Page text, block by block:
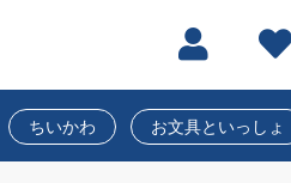
ちいかわ お文具といっしょ